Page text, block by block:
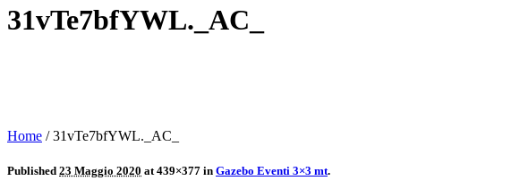
31vTe7bfYWL._AC_
Home /31vTe7bfYWL._AC_
Published 23 Maggio 2020 at 439×377 in Gazebo Eventi 3×3 mt.